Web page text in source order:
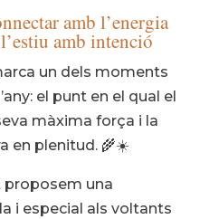
amb l’energia
amb intenció
un dels moments
el punt en el qual el
màxima força i la
en plenitud. 🌾☀️
proposem una
i especial als voltants